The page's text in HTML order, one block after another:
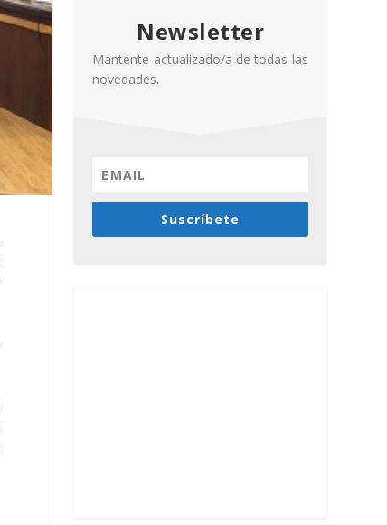
Newsletter
Mantente actualizado/a de todas las
novedades.
Suscríbete